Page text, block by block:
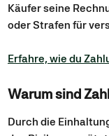
Käufer seine
oder Strafen für
Erfahre, wie du
Warum sind
Durch die